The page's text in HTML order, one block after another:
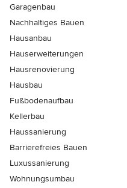
Garagenbau
Nachhaltiges Bauen
Hausanbau
Hauserweiterungen
Hausrenovierung
Hausbau
Fußbodenaufbau
Kellerbau
Haussanierung
Barrierefreies Bauen
Luxussanierung
Wohnungsumbau